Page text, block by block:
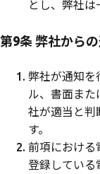
とし、弊社は
第9条 弊社から
弊社が通知を
ル、書面また
社が適当と判
す。
前項における
登録している